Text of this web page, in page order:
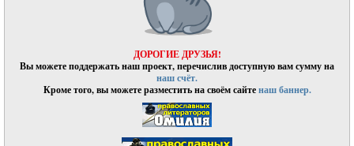
ДОРОГИЕ ДРУЗЬЯ!
Вы можете поддержать наш проект, перечислив доступную вам сумму на
наш счёт.
Кроме того, вы можете разместить на своём сайтенаш баннер.